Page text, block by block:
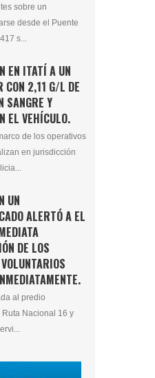
sobre un
desde el Puente
s...
EN ITATÍ A UN
CON 2,11 G/L DE
SANGRE Y
EL VEHÍCULO.
de los operativos
en jurisdicción
UN
ALERTÓ A EL
DE LOS
al predio
Ruta Nacional 16 y